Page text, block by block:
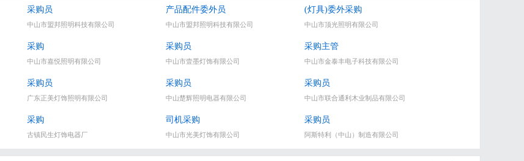
采购员
中山市盟邦照明科技有限公司
产品配件委外员
中山市盟邦照明科技有限公司
(灯具)委外采购
中山市顶光照明有限公司
采购
中山市嘉悦照明有限公司
采购员
中山市壹墨灯饰有限公司
采购主管
中山市金泰丰电子科技有限公司
采购员
广东正美灯饰照明有限公司
采购员
中山楚辉照明电器有限公司
采购员
中山市联合通利木业制品有限公司
采购
古镇民生灯饰电器厂
司机采购
中山市光美灯饰有限公司
采购员
阿斯特利（中山）制造有限公司